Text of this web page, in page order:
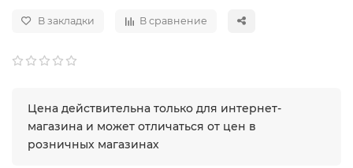
В закладки В сравнение
Цена действительна только для интернет-
магазина и может отличаться от цен в
розничных магазинах